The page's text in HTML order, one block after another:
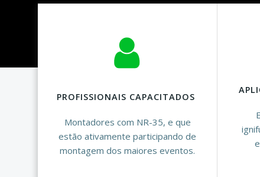
PROFISSIONAIS CAPACITADOS
Montadores com NR-35, e que
estão ativamente participando de
montagem dos maiores eventos.